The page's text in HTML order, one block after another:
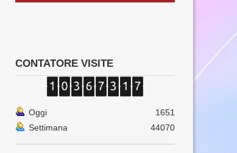
CONTATORE VISITE
Oggi
1651
Settimana
44070